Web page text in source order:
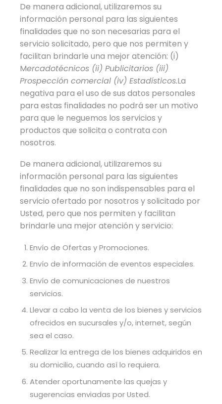
De manera adicional, utilizaremos su
información personal para las siguientes
finalidades que no son necesarias para el
servicio solicitado, pero que nos permiten y
facilitan brindarle una mejor atención: (i)
Mercadotécnicos (ii) Publicitarios (iii)
Prospección comercial (iv) Estadísticos.La
negativa para el uso de sus datos personales
para estas finalidades no podrá ser un motivo
para que le neguemos los servicios y
productos que solicita o contrata con
nosotros.
De manera adicional, utilizaremos su
información personal para las siguientes
finalidades que no son indispensables para el
servicio ofertado por nosotros y solicitado por
Usted, pero que nos permiten y facilitan
brindarle una mejor atención y servicio:
Envío de Ofertas y Promociones.
Envío de información de eventos especiales.
Envío de comunicaciones de nuestros
servicios.
Llevar a cabo la venta de los bienes y servicios
ofrecidos en sucursales y/o, internet, según
sea el caso.
Realizar la entrega de los bienes adquiridos en
su domicilio, cuando así lo requiera.
Atender oportunamente las quejas y
sugerencias enviadas por Usted.